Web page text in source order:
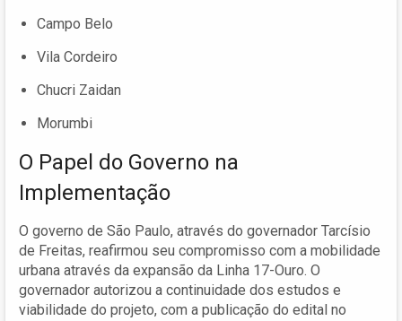
Campo Belo
Vila Cordeiro
Chucri Zaidan
Morumbi
O Papel do Governo na
Implementação
O governo de São Paulo, através do governador Tarcísio
de Freitas, reafirmou seu compromisso com a mobilidade
urbana através da expansão da Linha 17-Ouro. O
governador autorizou a continuidade dos estudos e
viabilidade do projeto, com a publicação do edital no